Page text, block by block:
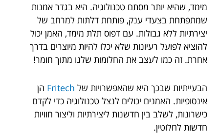
מימד, שהיא יותר מסתם טכנולוגיה. היא בגדר אמנות
שמתפתחת בצעדי ענק, פותחת דלתות למרחב של
יצירתיות ללא גבולות. עם דפוס תלת מימד, האמן יכול
להוציא לפועל רעיונות שלא יכלו להיות מיוצרים בדרך
אחרת. זה כמו לעצב את החלומות שלנו מתוך חומר!
הבעייתיות שבכך היא שהאפשרויות של Fritech הן
אינסופיות. האמנים יכולים לנצל טכנולוגיה כדי לקדם
כישרונות, לשלב בין חדשנות ליצירתיות וליצור חוויות
חדשות לחלוטין.